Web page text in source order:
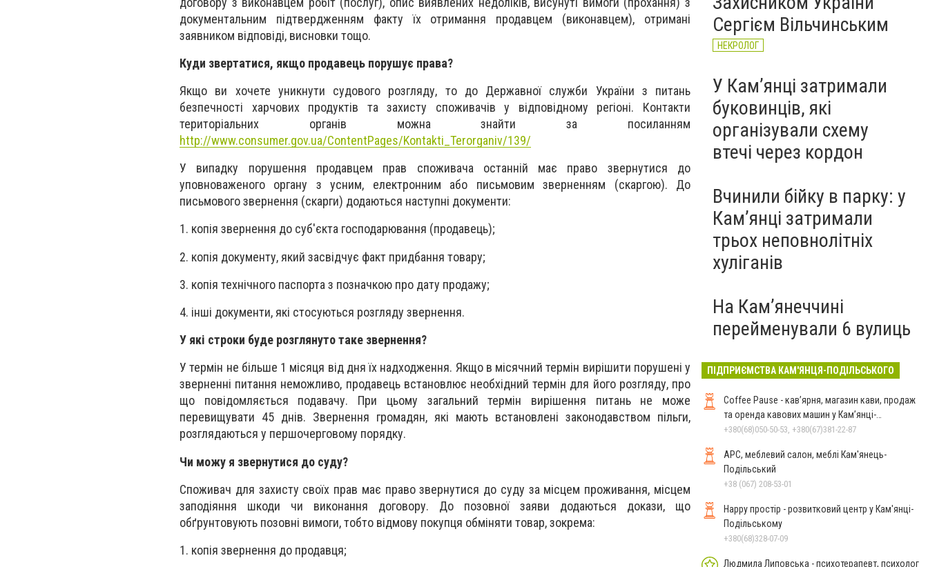
документальним підтвердженням факту їх отримання продавцем (виконавцем), отримані
заявником відповіді, висновки тощо.
Куди звертатися, якщо продавець порушує права?
Якщо ви хочете уникнути судового розгляду, то до Державної служби України з питань
безпечності харчових продуктів та захисту споживачів у відповідному регіоні. Контакти
територіальних органів можна знайти за посиланням
http://www.consumer.gov.ua/ContentPages/Kontakti_Terorganiv/139/
У випадку порушення продавцем прав споживача останній має право звернутися до
уповноваженого органу з усним, електронним або письмовим зверненням (скаргою). До
письмового звернення (скарги) додаються наступні документи:
1. копія звернення до суб'єкта господарювання (продавець);
2. копія документу, який засвідчує факт придбання товару;
3. копія технічного паспорта з позначкою про дату продажу;
4. інші документи, які стосуються розгляду звернення.
У які строки буде розглянуто таке звернення?
У термін не більше 1 місяця від дня їх надходження. Якщо в місячний термін вирішити порушені у
зверненні питання неможливо, продавець встановлює необхідний термін для його розгляду, про
що повідомляється подавачу. При цьому загальний термін вирішення питань не може
перевищувати 45 днів. Звернення громадян, які мають встановлені законодавством пільги,
розглядаються у першочерговому порядку.
Чи можу я звернутися до суду?
Споживач для захисту своїх прав має право звернутися до суду за місцем проживання, місцем
заподіяння шкоди чи виконання договору. До позовної заяви додаються докази, що
обґрунтовують позовні вимоги, тобто відмову покупця обміняти товар, зокрема:
1. копія звернення до продавця;
Сергієм Вільчинським
НЕКРОЛОГ
У Кам’янці затримали
буковинців, які
організували схему
втечі через кордон
Вчинили бійку в парку: у
Кам’янці затримали
трьох неповнолітніх
хуліганів
На Камʼянеччині
перейменували 6 вулиць
ПІДПРИЄМСТВА КАМ'ЯНЦЯ-ПОДІЛЬСЬКОГО
Coffee Pause - кав’ярня, магазин кави, продаж
та оренда кавових машин у Кам’янці-
Подільському
+380(68)050-50-53, +380(67)381-22-87
АРС, меблевий салон, меблі Кам'янець-
Подільський
+38 (067) 208-53-01
Happy простір - розвитковий центр у Кам'янці-
Подільському
+380(68)328-07-09
Людмила Липовська - психотерапевт, психолог